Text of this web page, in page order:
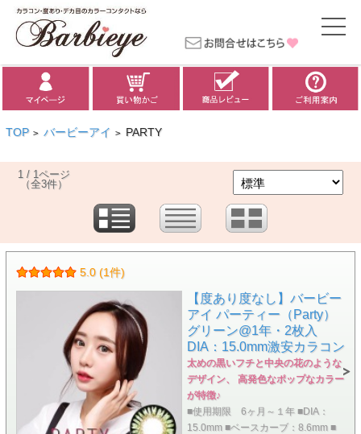
TOP > バービーアイ > PARTY
1 / 1ページ
（全3件）
5.0 (1件)
【度あり度なし】バービー
アイ パーティー（Party）
グリーン@1年・2枚入
DIA：15.0mm激安カラコン
太めの黒いフチと中央の花のような
デザイン、 高発色なポップなカラー
が特徴♪
■使用期限 6ヶ月～１年 ■DIA：
15.0mm ■ベースカーブ：8.6mm ■